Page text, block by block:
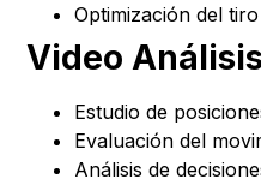
Optimización del
Video
Estudio de
Evaluación del
Análisis de